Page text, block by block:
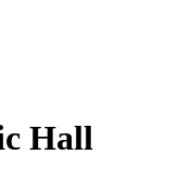
Hall